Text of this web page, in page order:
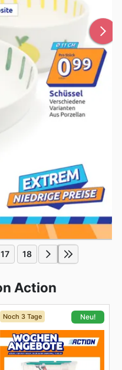
17 18
Action
Noch 3 Tage Neu!